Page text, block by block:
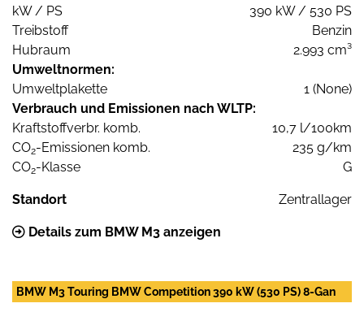
kW / PS
390 kW / 530 PS
Treibstoff
Benzin
Hubraum
2.993 cm³
Umweltnormen:
Umweltplakette
1 (None)
Verbrauch und Emissionen nach WLTP:
Kraftstoffverbr. komb.
10,7 l/100km
CO2-Emissionen komb.
235 g/km
CO2-Klasse G
Standort Zentrallager
Details zum BMW M3 anzeigen
BMW M3 Touring BMW Competition 390 kW (530 PS) 8-Gan